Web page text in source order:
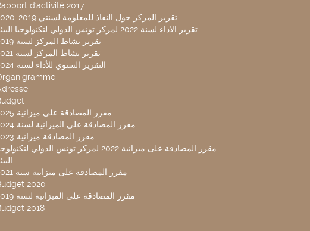
d'activité 2017
تقرير المركز حول النفاذ للمعلومة لسنتي 2019-2020
تقرير الاداء لسنة 2022 لمركز تونس الدولي لتكنولوجيا البيئة
تقرير نشاط المركز لسنة 2019
تقرير نشاط المركز لسنة 2021
التقرير السنوي للأداء لسنة 2024
2025 مقرر المصادقة على ميزانية
مقرر المصادقة على الميزانية لسنة 2024
مقرر المصادقة ميزانية 2023
مقرر المصادقة على ميزانية 2022 لمركز تونس الدولي
مقرر المصادقة على ميزانية سنة 2021
2020
مقرر المصادقة على الميزانية لسنة 2019
2018